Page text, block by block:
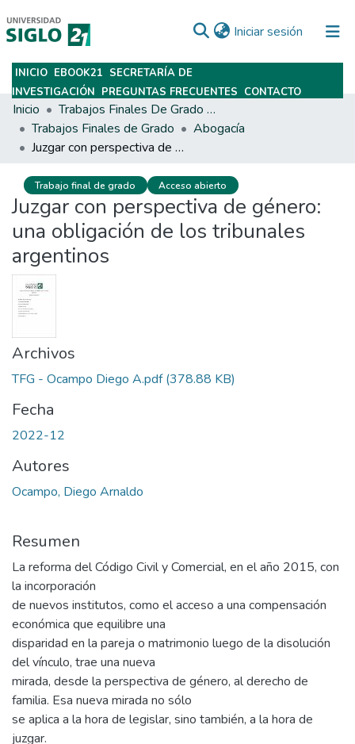
Iniciar sesión (current)
Subir
INICIO EBOOK21 SECRETARÍA DE
INVESTIGACIÓN PREGUNTAS FRECUENTES CONTACTO
Inicio
Trabajos Finales De Grado Y Posgrado
Trabajos Finales de Grado
Abogacía
Juzgar con perspectiva de género: una obligación de los tribunales argentinos
Trabajo final de grado Acceso abierto
Juzgar con perspectiva de género:
una obligación de los tribunales
argentinos
Archivos
TFG - Ocampo Diego A.pdf(378.88 KB)
Fecha
2022-12
Autores
Ocampo, Diego Arnaldo
Resumen
La reforma del Código Civil y Comercial, en el año 2015, con
la incorporación
de nuevos institutos, como el acceso a una compensación
económica que equilibre una
disparidad en la pareja o matrimonio luego de la disolución
del vínculo, trae una nueva
mirada, desde la perspectiva de género, al derecho de
familia. Esa nueva mirada no sólo
se aplica a la hora de legislar, sino también, a la hora de
juzgar.